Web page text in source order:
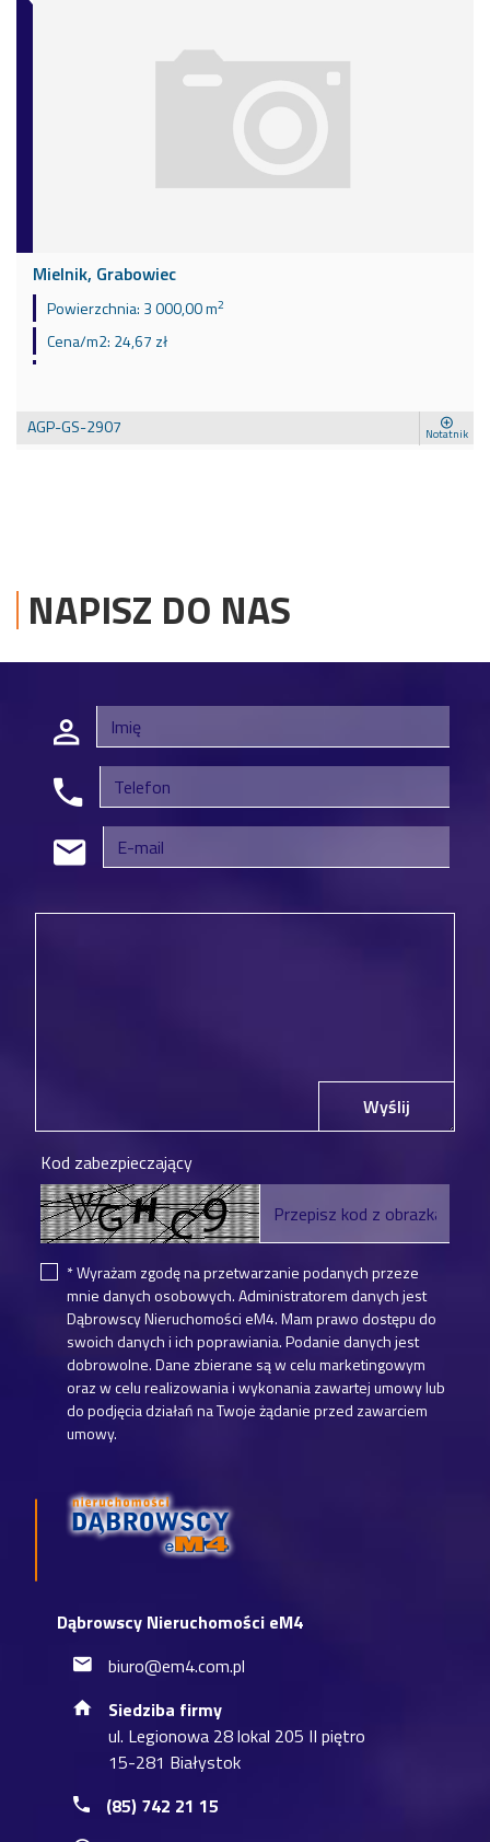
Mielnik, Grabowiec
Powierzchnia: 3 000,00 m2
Cena/m2: 24,67 zł
AGP-GS-2907 Notatnik
NAPISZ DO NAS
Dąbrowscy Nieruchomości eM4
biuro@em4.com.pl
Siedziba firmy
ul. Legionowa 28 lokal 205 II piętro
15-281 Białystok
(85) 742 21 15
Wyślij
Kod zabezpieczający
* Wyrażam zgodę na przetwarzanie podanych przeze
mnie danych osobowych. Administratorem danych jest
Dąbrowscy Nieruchomości eM4. Mam prawo dostępu do
swoich danych i ich poprawiania. Podanie danych jest
dobrowolne. Dane zbierane są w celu marketingowym
oraz w celu realizowania i wykonania zawartej umowy lub
do podjęcia działań na Twoje żądanie przed zawarciem
umowy.